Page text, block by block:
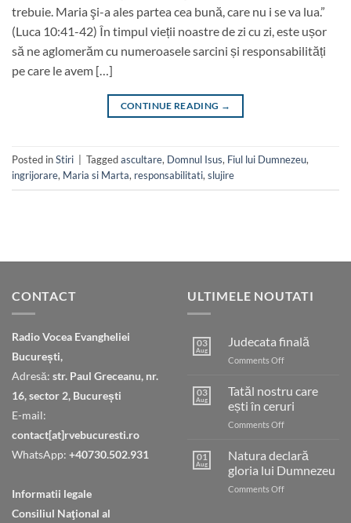
trebuie. Maria şi-a ales partea cea bună, care nu i se va lua.”
(Luca 10:41-42) În timpul vieții noastre de zi cu zi, este ușor
să ne aglomerăm cu numeroasele sarcini și responsabilități
pe care le avem […]
CONTINUE READING →
Posted inStiri Taggedascultare, Domnul Isus, Fiul lui Dumnezeu,
ingrijorare, Maria si Marta, responsabilitati, slujire
CONTACT
Radio Vocea Evangheliei
București,
Adresă: str. Paul Greceanu, nr.
16, sector 2, București
E-mail:
contact[at]rvebucuresti.ro
WhatsApp: +40730.502.931
Informatii legale
Consiliul Naţional al
ULTIMELE NOUTATI
03
Aug
Judecata finală
Comments Offon
03
Aug
Tatăl nostru care
ești în ceruri
Comments Offon
nostru
care
ești
în
01
Aug
Natura declară
gloria lui Dumnezeu
Comments Offon